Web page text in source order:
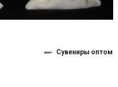
Сувениры оптом